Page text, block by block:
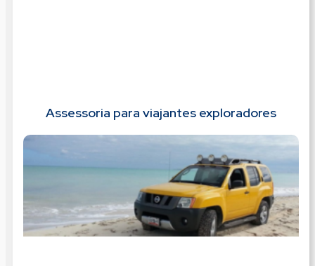
Assessoria para viajantes exploradores